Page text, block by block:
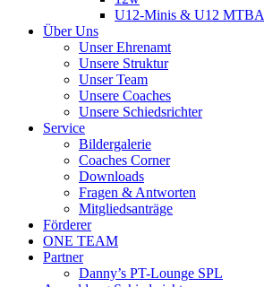
U12-Minis & U12 MTBA
Über Uns
Unser Ehrenamt
Unsere Struktur
Unser Team
Unsere Coaches
Unsere Schiedsrichter
Service
Bildergalerie
Coaches Corner
Downloads
Fragen & Antworten
Mitgliedsanträge
Förderer
ONE TEAM
Partner
Danny’s PT-Lounge SPL